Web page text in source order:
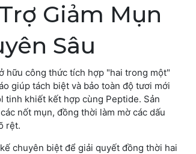
Giảm Mụn
Sâu
hữu công thức tích hợp "hai trong một"
giúp tách biệt và bảo toàn độ tươi mới
tinh khiết kết hợp cùng Peptide. Sản
nốt mụn, đồng thời làm mờ các dấu
rệt.
chuyên biệt để giải quyết đồng thời hai